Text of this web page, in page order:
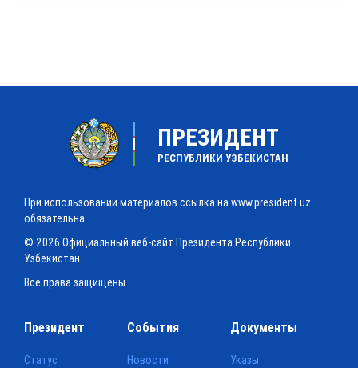
ПРЕЗИДЕНТ
РЕСПУБЛИКИ УЗБЕКИСТАН
При использовании материалов ссылка на www.president.uz
обязательна
© 2026 Официальный веб-сайт Президента Республики
Узбекистан
Все права защищены
Президент
Статус
События
Новости
Документы
Указы